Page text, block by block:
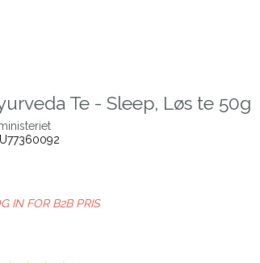
Te - Sleep, Løs te 50g
IN FOR B2B PRIS